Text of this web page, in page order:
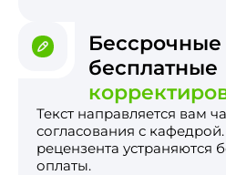
Бессрочные
бесплатные
Текст направляется вам
согласования с
рецензента устраняются
оплаты.